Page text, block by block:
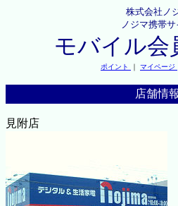
株式会社ノ
ノジマ携帯サ
モバイル会
ポイント ｜ マイページ
店舗情報
見附店